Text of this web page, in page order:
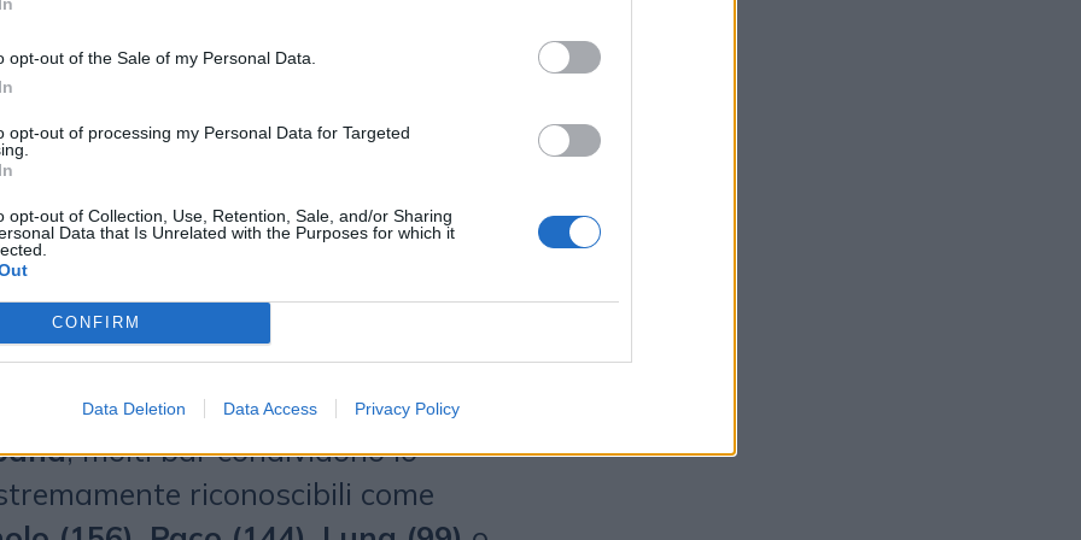
opt-out of the Sale of my Personal Data.
opt-out of processing my Personal Data for Targeted
opt-out of Collection, Use, Retention, Sale, and/or Sharing
Data that Is Unrelated with the Purposes for which it
CONFIRM
Data Deletion Data Access Privacy Policy
. Numeri che, nelle parole del
dei pub come"third places"
sociale.
la forza per i bar indipendenti
progetto a sostegno dei bar
"l'unione fa la forza"
parte dalla constatazione che,
Confederación Empresarial
, molti bar condividono lo
riconoscibili come